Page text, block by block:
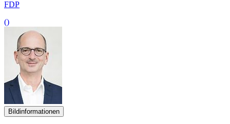
FDP
()
Bildinformationen